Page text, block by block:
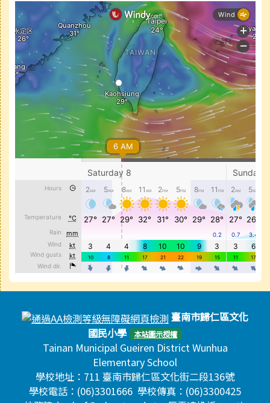
頁尾區域內容
臺南市歸仁區文化
國民小學 本站圖示授權
Tainan Municipal Gueiren District Wunhua
Elementary School
學校地址：711 臺南市歸仁區文化街二段136號
學校電話：(06)3301666 學校傳真：(06)3300425